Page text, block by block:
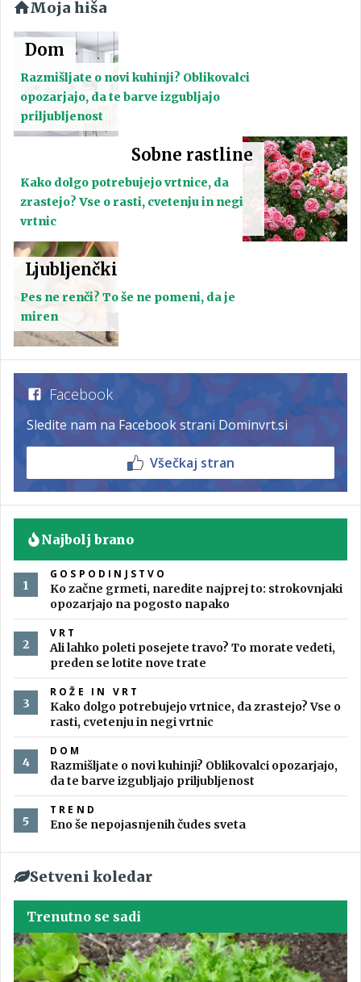
Moja hiša
Dom
Razmišljate o novi kuhinji? Oblikovalci
opozarjajo, da te barve izgubljajo
priljubljenost
Sobne rastline
Kako dolgo potrebujejo vrtnice, da
zrastejo? Vse o rasti, cvetenju in negi
vrtnic
Ljubljenčki
Pes ne renči? To še ne pomeni, da je
miren
Facebook
Sledite nam na Facebook strani Dominvrt.si
Všečkaj stran
Najbolj brano
GOSPODINJSTVO
Ko začne grmeti, naredite najprej to: strokovnjaki
opozarjajo na pogosto napako
VRT
Ali lahko poleti posejete travo? To morate vedeti,
preden se lotite nove trate
ROŽE IN VRT
Kako dolgo potrebujejo vrtnice, da zrastejo? Vse o
rasti, cvetenju in negi vrtnic
DOM
Razmišljate o novi kuhinji? Oblikovalci opozarjajo,
da te barve izgubljajo priljubljenost
TREND
Eno še nepojasnjenih čudes sveta
Setveni koledar
Trenutno se sadi